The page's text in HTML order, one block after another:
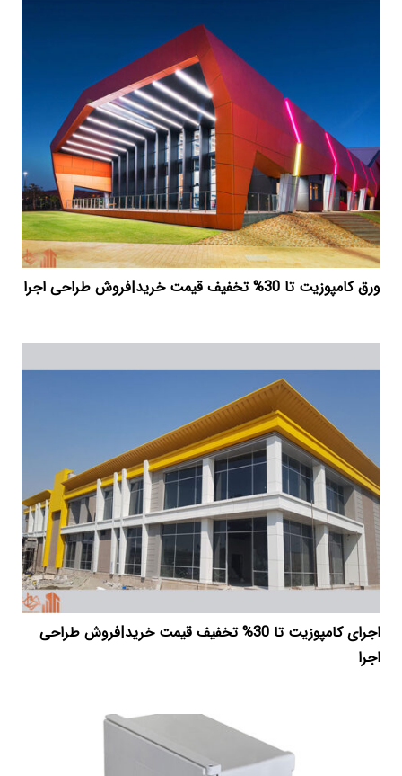
ورق کامپوزیت تا 30% تخفیف قیمت خرید|فروش طراحی اجرا
اجرای کامپوزیت تا 30% تخفیف قیمت خرید|فروش طراحی
اجرا